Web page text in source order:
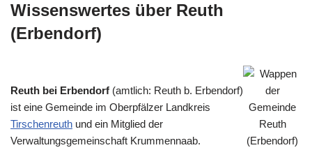
Wissenswertes über Reuth
(Erbendorf)
Reuth bei Erbendorf (amtlich: Reuth b. Erbendorf)
ist eine Gemeinde im Oberpfälzer Landkreis
Tirschenreuth und ein Mitglied der
Verwaltungsgemeinschaft Krummennaab.